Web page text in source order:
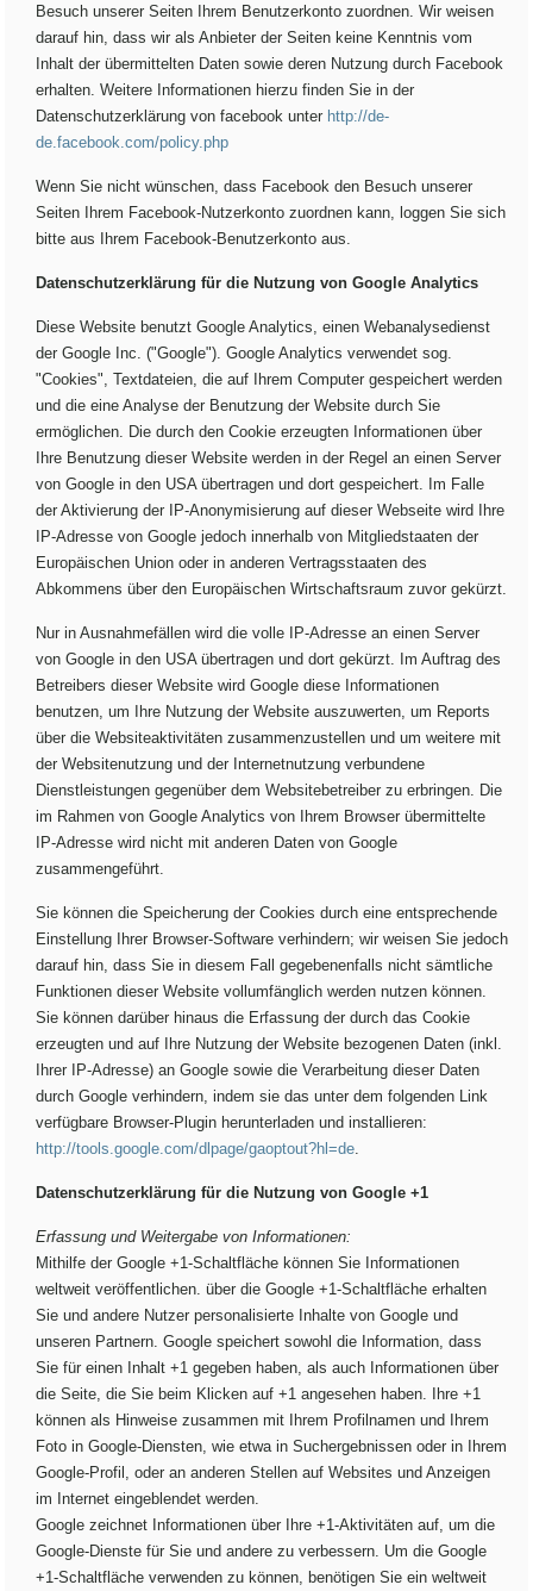
Besuch unserer Seiten Ihrem Benutzerkonto zuordnen. Wir weisen
darauf hin, dass wir als Anbieter der Seiten keine Kenntnis vom
Inhalt der übermittelten Daten sowie deren Nutzung durch Facebook
erhalten. Weitere Informationen hierzu finden Sie in der
Datenschutzerklärung von facebook unter http://de-
de.facebook.com/policy.php
Wenn Sie nicht wünschen, dass Facebook den Besuch unserer
Seiten Ihrem Facebook-Nutzerkonto zuordnen kann, loggen Sie sich
bitte aus Ihrem Facebook-Benutzerkonto aus.
Datenschutzerklärung für die Nutzung von Google Analytics
Diese Website benutzt Google Analytics, einen Webanalysedienst
der Google Inc. ("Google"). Google Analytics verwendet sog.
"Cookies", Textdateien, die auf Ihrem Computer gespeichert werden
und die eine Analyse der Benutzung der Website durch Sie
ermöglichen. Die durch den Cookie erzeugten Informationen über
Ihre Benutzung dieser Website werden in der Regel an einen Server
von Google in den USA übertragen und dort gespeichert. Im Falle
der Aktivierung der IP-Anonymisierung auf dieser Webseite wird Ihre
IP-Adresse von Google jedoch innerhalb von Mitgliedstaaten der
Europäischen Union oder in anderen Vertragsstaaten des
Abkommens über den Europäischen Wirtschaftsraum zuvor gekürzt.
Nur in Ausnahmefällen wird die volle IP-Adresse an einen Server
von Google in den USA übertragen und dort gekürzt. Im Auftrag des
Betreibers dieser Website wird Google diese Informationen
benutzen, um Ihre Nutzung der Website auszuwerten, um Reports
über die Websiteaktivitäten zusammenzustellen und um weitere mit
der Websitenutzung und der Internetnutzung verbundene
Dienstleistungen gegenüber dem Websitebetreiber zu erbringen. Die
im Rahmen von Google Analytics von Ihrem Browser übermittelte
IP-Adresse wird nicht mit anderen Daten von Google
zusammengeführt.
Sie können die Speicherung der Cookies durch eine entsprechende
Einstellung Ihrer Browser-Software verhindern; wir weisen Sie jedoch
darauf hin, dass Sie in diesem Fall gegebenenfalls nicht sämtliche
Funktionen dieser Website vollumfänglich werden nutzen können.
Sie können darüber hinaus die Erfassung der durch das Cookie
erzeugten und auf Ihre Nutzung der Website bezogenen Daten (inkl.
Ihrer IP-Adresse) an Google sowie die Verarbeitung dieser Daten
durch Google verhindern, indem sie das unter dem folgenden Link
verfügbare Browser-Plugin herunterladen und installieren:
http://tools.google.com/dlpage/gaoptout?hl=de
Datenschutzerklärung für die Nutzung von Google +1
Erfassung und Weitergabe von Informationen:
Mithilfe der Google +1-Schaltfläche können Sie Informationen
weltweit veröffentlichen. über die Google +1-Schaltfläche erhalten
Sie und andere Nutzer personalisierte Inhalte von Google und
unseren Partnern. Google speichert sowohl die Information, dass
Sie für einen Inhalt +1 gegeben haben, als auch Informationen über
die Seite, die Sie beim Klicken auf +1 angesehen haben. Ihre +1
können als Hinweise zusammen mit Ihrem Profilnamen und Ihrem
Foto in Google-Diensten, wie etwa in Suchergebnissen oder in Ihrem
Google-Profil, oder an anderen Stellen auf Websites und Anzeigen
im Internet eingeblendet werden.
Google zeichnet Informationen über Ihre +1-Aktivitäten auf, um die
Google-Dienste für Sie und andere zu verbessern. Um die Google
+1-Schaltfläche verwenden zu können, benötigen Sie ein weltweit